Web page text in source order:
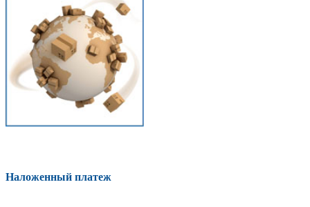
Наложенный платеж